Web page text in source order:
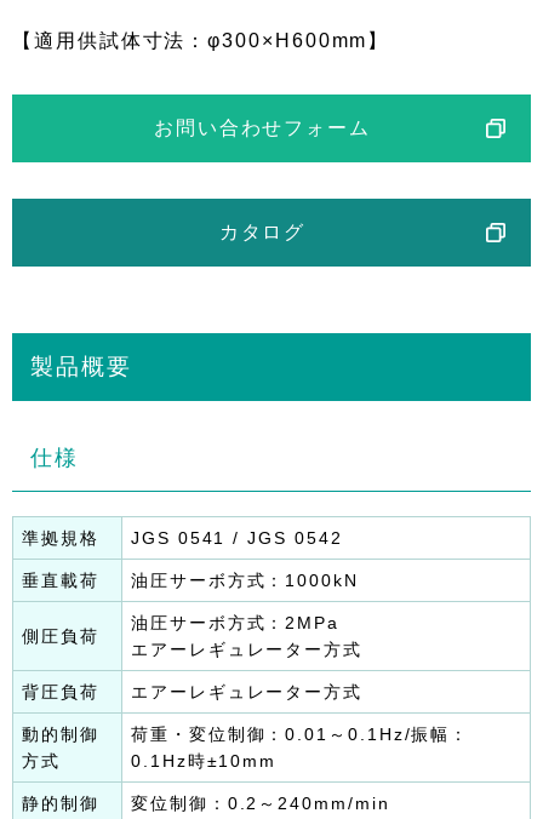
【適用供試体寸法：φ300×H600mm】
お問い合わせフォーム
カタログ
製品概要
仕様
準拠規格 JGS 0541 / JGS 0542
垂直載荷 油圧サーボ方式：1000kN
側圧負荷
油圧サーボ方式：2MPa
エアーレギュレーター方式
背圧負荷 エアーレギュレーター方式
動的制御
方式
荷重・変位制御：0.01～0.1Hz/振幅：
0.1Hz時±10mm
静的制御
変位制御：0.2～240mm/min